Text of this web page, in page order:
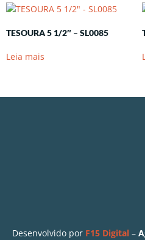
TESOURA 5 1/2″ – SL0085
Leia mais
Desenvolvido por F15 Digital –